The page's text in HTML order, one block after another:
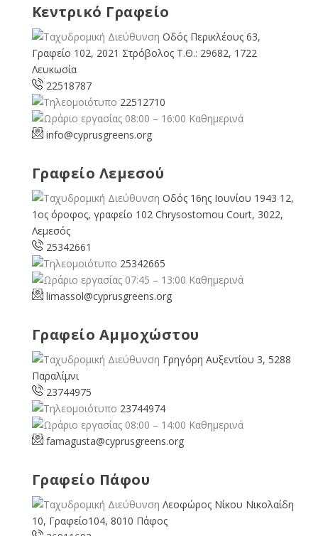
Κεντρικό Γραφείο
Οδός Περικλέους 63,
Γραφείο 102, 2021 Στρόβολος Τ.Θ.: 29682, 1722
Λευκωσία
22518787
22512710
08:00 – 16:00 Καθημερινά
info@cyprusgreens.org
Γραφείο Λεμεσού
Οδός 16ης Ιουνίου 1943 12,
1ος όροφος, γραφείο 102 Chrysostomou Court, 3022,
Λεμεσός
25342661
25342665
07:45 – 13:00 Καθημερινά
limassol@cyprusgreens.org
Γραφείο Αμμοχώστου
Γρηγόρη Αυξεντίου 3, 5288
Παραλίμνι
23744975
23744974
08:00 – 14:00 Καθημερινά
famagusta@cyprusgreens.org
Γραφείο Πάφου
Λεοφώρος Νίκου Νικολαίδη
10, Γραφείο104, 8010 Πάφος